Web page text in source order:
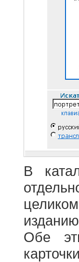
В
Обе